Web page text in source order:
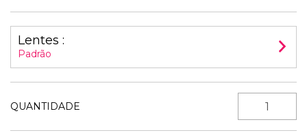
Lentes :
Padrão
QUANTIDADE